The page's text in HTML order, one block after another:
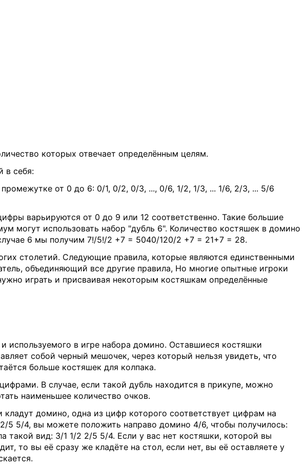
которых отвечает определённым целям.
в себя:
от 0 до 6: 0/1, 0/2, 0/3, ..., 0/6, 1/2, 1/3, ... 1/6, 2/3, ... 5/6
варьируются от 0 до 9 или 12 соответственно. Такие большие
могут использовать набор "дубль 6". Количество костяшек в домино
6 мы получим 7!/5!/2 +7 = 5040/120/2 +7 = 21+7 = 28.
столетий. Следующие правила, которые являются единственными
объединяющий все другие правила, Но многие опытные игроки
играть и присваивая некоторым костяшкам определённые
используемого в игре набора домино. Оставшиеся костяшки
собой черный мешочек, через который нельзя увидеть, что
больше костяшек для колпака.
В случае, если такой дубль находится в прикупе, можно
наименьшее количество очков.
домино, одна из цифр которого соответствует цифрам на
5 5/4, вы можете положить направо домино 4/6, чтобы получилось:
вид: 3/1 1/2 2/5 5/4. Если у вас нет костяшки, которой вы
то вы её сразу же кладёте на стол, если нет, вы её оставляете у